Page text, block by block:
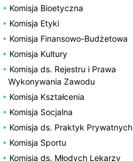
Komisja Bioetyczna
Komisja Etyki
Komisja Finansowo-Budżetowa
Komisja Kultury
Komisja ds. Rejestru i Prawa
Wykonywania Zawodu
Komisja Kształcenia
Komisja Socjalna
Komisja ds. Praktyk Prywatnych
Komisja Sportu
Komisja ds. Młodych Lekarzy